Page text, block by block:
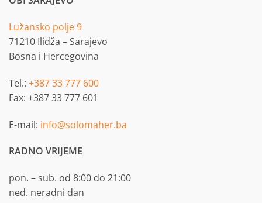
Lužansko polje 9
71210 Ilidža – Sarajevo
Bosna i Hercegovina
Tel.: +387 33 777 600
Fax: +387 33 777 601
E-mail: info@solomaher.ba
RADNO VRIJEME
pon. – sub. od 8:00 do 21:00
ned. neradni dan